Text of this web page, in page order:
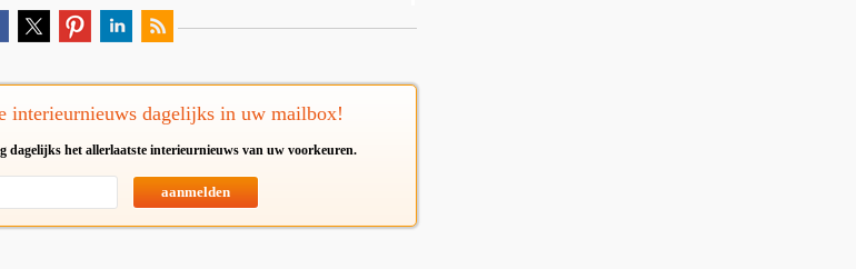
interieurnieuws dagelijks in uw mailbox!
dagelijks het allerlaatste interieurnieuws van uw voorkeuren.
aanmelden